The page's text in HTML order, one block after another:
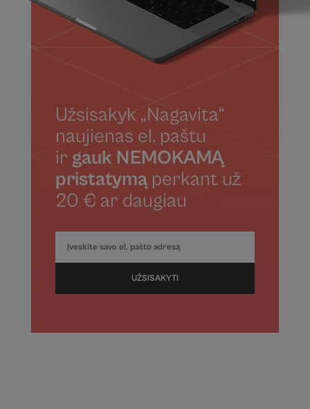
Užsisakyk „Nagavita“
naujienas el. paštu
ir gauk NEMOKAMĄ
pristatymąperkant už
20 € ar daugiau
UŽSISAKYTI